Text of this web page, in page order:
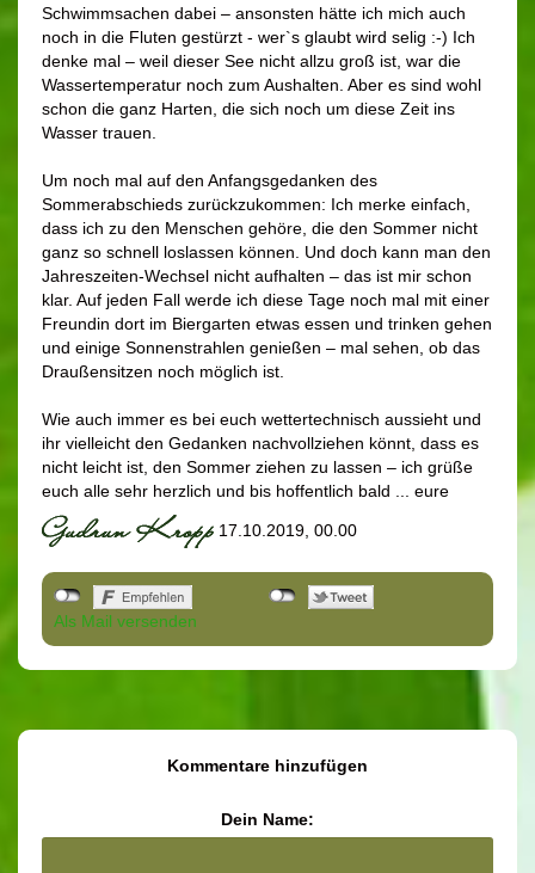
Schwimmsachen dabei – ansonsten hätte ich mich auch
noch in die Fluten gestürzt - wer`s glaubt wird selig :-) Ich
denke mal – weil dieser See nicht allzu groß ist, war die
Wassertemperatur noch zum Aushalten. Aber es sind wohl
schon die ganz Harten, die sich noch um diese Zeit ins
Wasser trauen.
Um noch mal auf den Anfangsgedanken des
Sommerabschieds zurückzukommen: Ich merke einfach,
dass ich zu den Menschen gehöre, die den Sommer nicht
ganz so schnell loslassen können. Und doch kann man den
Jahreszeiten-Wechsel nicht aufhalten – das ist mir schon
klar. Auf jeden Fall werde ich diese Tage noch mal mit einer
Freundin dort im Biergarten etwas essen und trinken gehen
und einige Sonnenstrahlen genießen – mal sehen, ob das
Draußensitzen noch möglich ist.
Wie auch immer es bei euch wettertechnisch aussieht und
ihr vielleicht den Gedanken nachvollziehen könnt, dass es
nicht leicht ist, den Sommer ziehen zu lassen – ich grüße
euch alle sehr herzlich und bis hoffentlich bald ... eure
17.10.2019, 00.00
Als Mail versenden
Kommentare hinzufügen
Dein Name: